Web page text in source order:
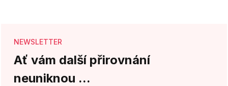
NEWSLETTER
Ať vám další přirovnání
neuniknou ...